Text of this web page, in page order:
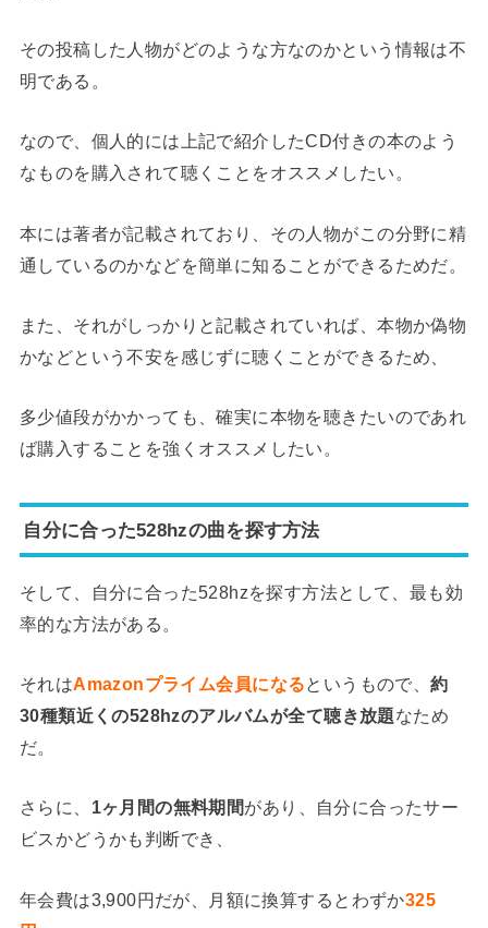
その投稿した人物がどのような方なのかという情報は不
明である。
なので、個人的には上記で紹介したCD付きの本のよう
なものを購入されて聴くことをオススメしたい。
本には著者が記載されており、その人物がこの分野に精
通しているのかなどを簡単に知ることができるためだ。
また、それがしっかりと記載されていれば、本物か偽物
かなどという不安を感じずに聴くことができるため、
多少値段がかかっても、確実に本物を聴きたいのであれ
ば購入することを強くオススメしたい。
自分に合った528hzの曲を探す方法
そして、自分に合った528hzを探す方法として、最も効
率的な方法がある。
それはAmazonプライム会員になるというもので、約
30種類近くの528hzのアルバムが全て聴き放題なため
だ。
さらに、 1ヶ月間の無料期間があり、自分に合ったサー
ビスかどうかも判断でき、
年会費は3,900円だが、月額に換算するとわずか325